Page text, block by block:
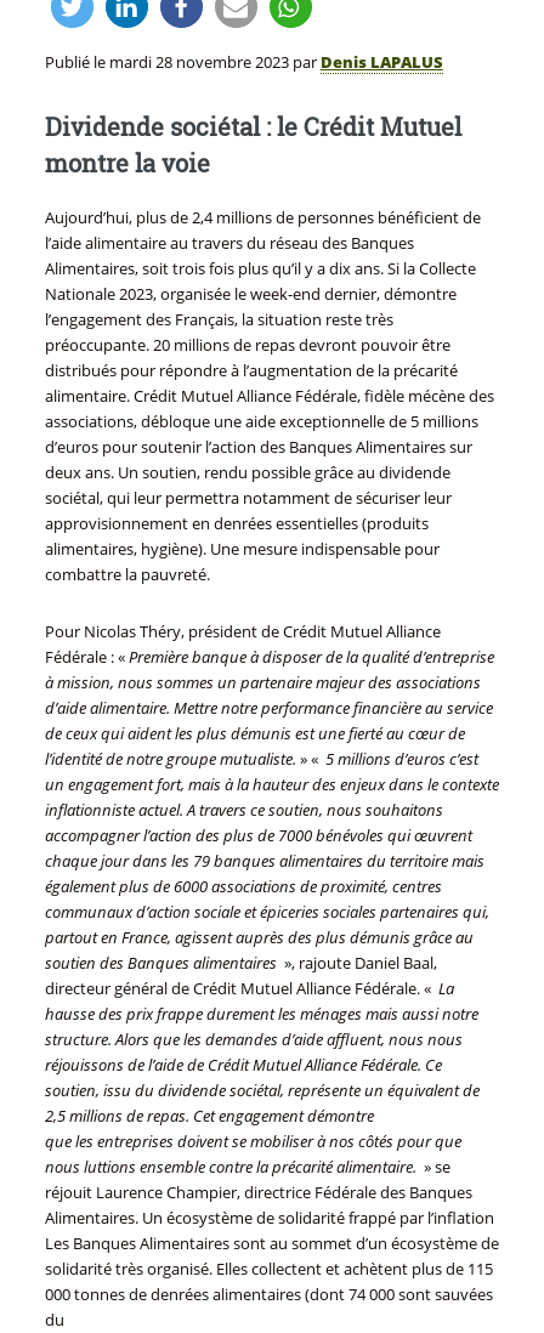
Publié le mardi 28 novembre 2023par Denis LAPALUS
Dividende sociétal : le Crédit Mutuel
montre la voie
Aujourd’hui, plus de 2,4 millions de personnes bénéficient de
l’aide alimentaire au travers du réseau des Banques
Alimentaires, soit trois fois plus qu’il y a dix ans. Si la Collecte
Nationale 2023, organisée le week-end dernier, démontre
l’engagement des Français, la situation reste très
préoccupante. 20 millions de repas devront pouvoir être
distribués pour répondre à l’augmentation de la précarité
alimentaire. Crédit Mutuel Alliance Fédérale, fidèle mécène des
associations, débloque une aide exceptionnelle de 5 millions
d’euros pour soutenir l’action des Banques Alimentaires sur
deux ans. Un soutien, rendu possible grâce au dividende
sociétal, qui leur permettra notamment de sécuriser leur
approvisionnement en denrées essentielles (produits
alimentaires, hygiène). Une mesure indispensable pour
combattre la pauvreté.
Pour Nicolas Théry, président de Crédit Mutuel Alliance
Fédérale : «Première banque à disposer de la qualité d’entreprise
à mission, nous sommes un partenaire majeur des associations
d’aide alimentaire. Mettre notre performance financière au service
de ceux qui aident les plus démunis est une fierté au cœur de
l’identité de notre groupe mutualiste. » « 5 millions d’euros c’est
un engagement fort, mais à la hauteur des enjeux dans le contexte
inflationniste actuel. A travers ce soutien, nous souhaitons
accompagner l’action des plus de 7000 bénévoles qui œuvrent
chaque jour dans les 79 banques alimentaires du territoire mais
également plus de 6000 associations de proximité, centres
communaux d’action sociale et épiceries sociales partenaires qui,
partout en France, agissent auprès des plus démunis grâce au
soutien des Banques alimentaires », rajoute Daniel Baal,
directeur général de Crédit Mutuel Alliance Fédérale. « La
hausse des prix frappe durement les ménages mais aussi notre
structure. Alors que les demandes d’aide affluent, nous nous
réjouissons de l’aide de Crédit Mutuel Alliance Fédérale. Ce
soutien, issu du dividende sociétal, représente un équivalent de
2,5 millions de repas. Cet engagement démontre
que les entreprises doivent se mobiliser à nos côtés pour que
nous luttions ensemble contre la précarité alimentaire. » se
réjouit Laurence Champier, directrice Fédérale des Banques
Alimentaires. Un écosystème de solidarité frappé par l’inflation
Les Banques Alimentaires sont au sommet d’un écosystème de
solidarité très organisé. Elles collectent et achètent plus de 115
000 tonnes de denrées alimentaires (dont 74 000 sont sauvées
du